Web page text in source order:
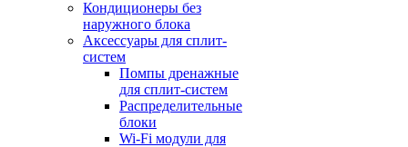
Кондиционеры без
наружного блока
Аксессуары для сплит-
систем
Помпы дренажные
для сплит-систем
Распределительные
блоки
Wi-Fi модули для